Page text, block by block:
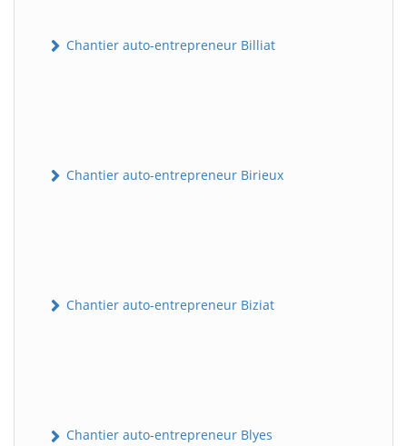
Chantier auto-entrepreneur Billiat
Chantier auto-entrepreneur Birieux
Chantier auto-entrepreneur Biziat
Chantier auto-entrepreneur Blyes